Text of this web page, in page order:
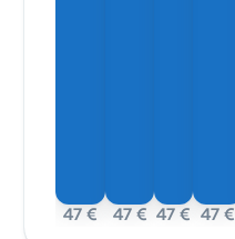
47 € 47 € 47 € 47 €